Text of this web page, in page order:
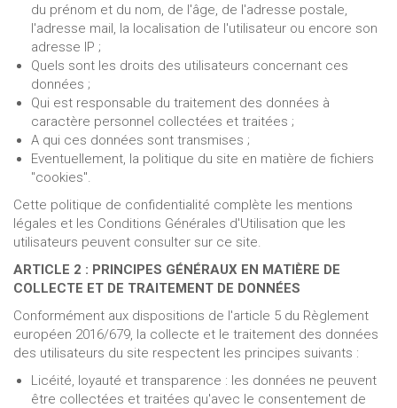
du prénom et du nom, de l'âge, de l'adresse postale,
l'adresse mail, la localisation de l'utilisateur ou encore son
adresse IP ;
Quels sont les droits des utilisateurs concernant ces
données ;
Qui est responsable du traitement des données à
caractère personnel collectées et traitées ;
A qui ces données sont transmises ;
Eventuellement, la politique du site en matière de fichiers
"cookies".
Cette politique de confidentialité complète les mentions
légales et les Conditions Générales d'Utilisation que les
utilisateurs peuvent consulter sur ce site.
ARTICLE 2 : PRINCIPES GÉNÉRAUX EN MATIÈRE DE
COLLECTE ET DE TRAITEMENT DE DONNÉES
Conformément aux dispositions de l'article 5 du Règlement
européen 2016/679, la collecte et le traitement des données
des utilisateurs du site respectent les principes suivants :
Licéité, loyauté et transparence : les données ne peuvent
être collectées et traitées qu'avec le consentement de